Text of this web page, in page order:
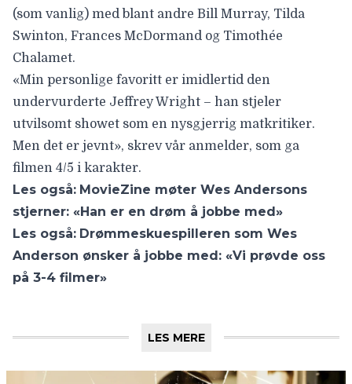
(som vanlig) med blant andre Bill Murray, Tilda
Swinton, Frances McDormand og Timothée
Chalamet.
«Min personlige favoritt er imidlertid den
undervurderte Jeffrey Wright – han stjeler
utvilsomt showet som en nysgjerrig matkritiker.
Men det er jevnt», skrev vår anmelder, som ga
filmen 4/5 i karakter.
Les også: MovieZine møter Wes Andersons
stjerner: «Han er en drøm å jobbe med»
Les også: Drømmeskuespilleren som Wes
Anderson ønsker å jobbe med: «Vi prøvde oss
på 3-4 filmer»
LES MERE